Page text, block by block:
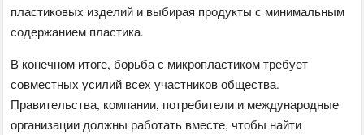
пластиковых изделий и выбирая продукты с минимальным
содержанием пластика.
В конечном итоге, борьба с микропластиком требует
совместных усилий всех участников общества.
Правительства, компании, потребители и международные
организации должны работать вместе, чтобы найти